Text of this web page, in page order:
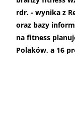
rdr. - wynika z
oraz bazy
na fitness
Polaków, a 16